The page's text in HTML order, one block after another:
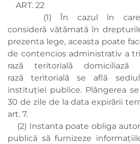
ART. 22
(1) În cazul în care
consideră vătămată în
prezenta lege, aceasta poate
de contencios administrativ a
rază teritorială
rază teritorială se află
instituției publice. Plângerea
30 de zile de la data expirării
art. 7.
(2) Instanta poate obliga
publică să furnizeze